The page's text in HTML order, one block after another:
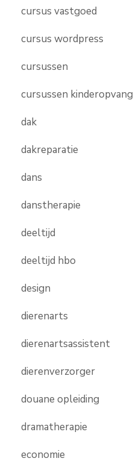
cursus vastgoed
cursus wordpress
cursussen
cursussen kinderopvang
dak
dakreparatie
dans
danstherapie
deeltijd
deeltijd hbo
design
dierenarts
dierenartsassistent
dierenverzorger
douane opleiding
dramatherapie
economie